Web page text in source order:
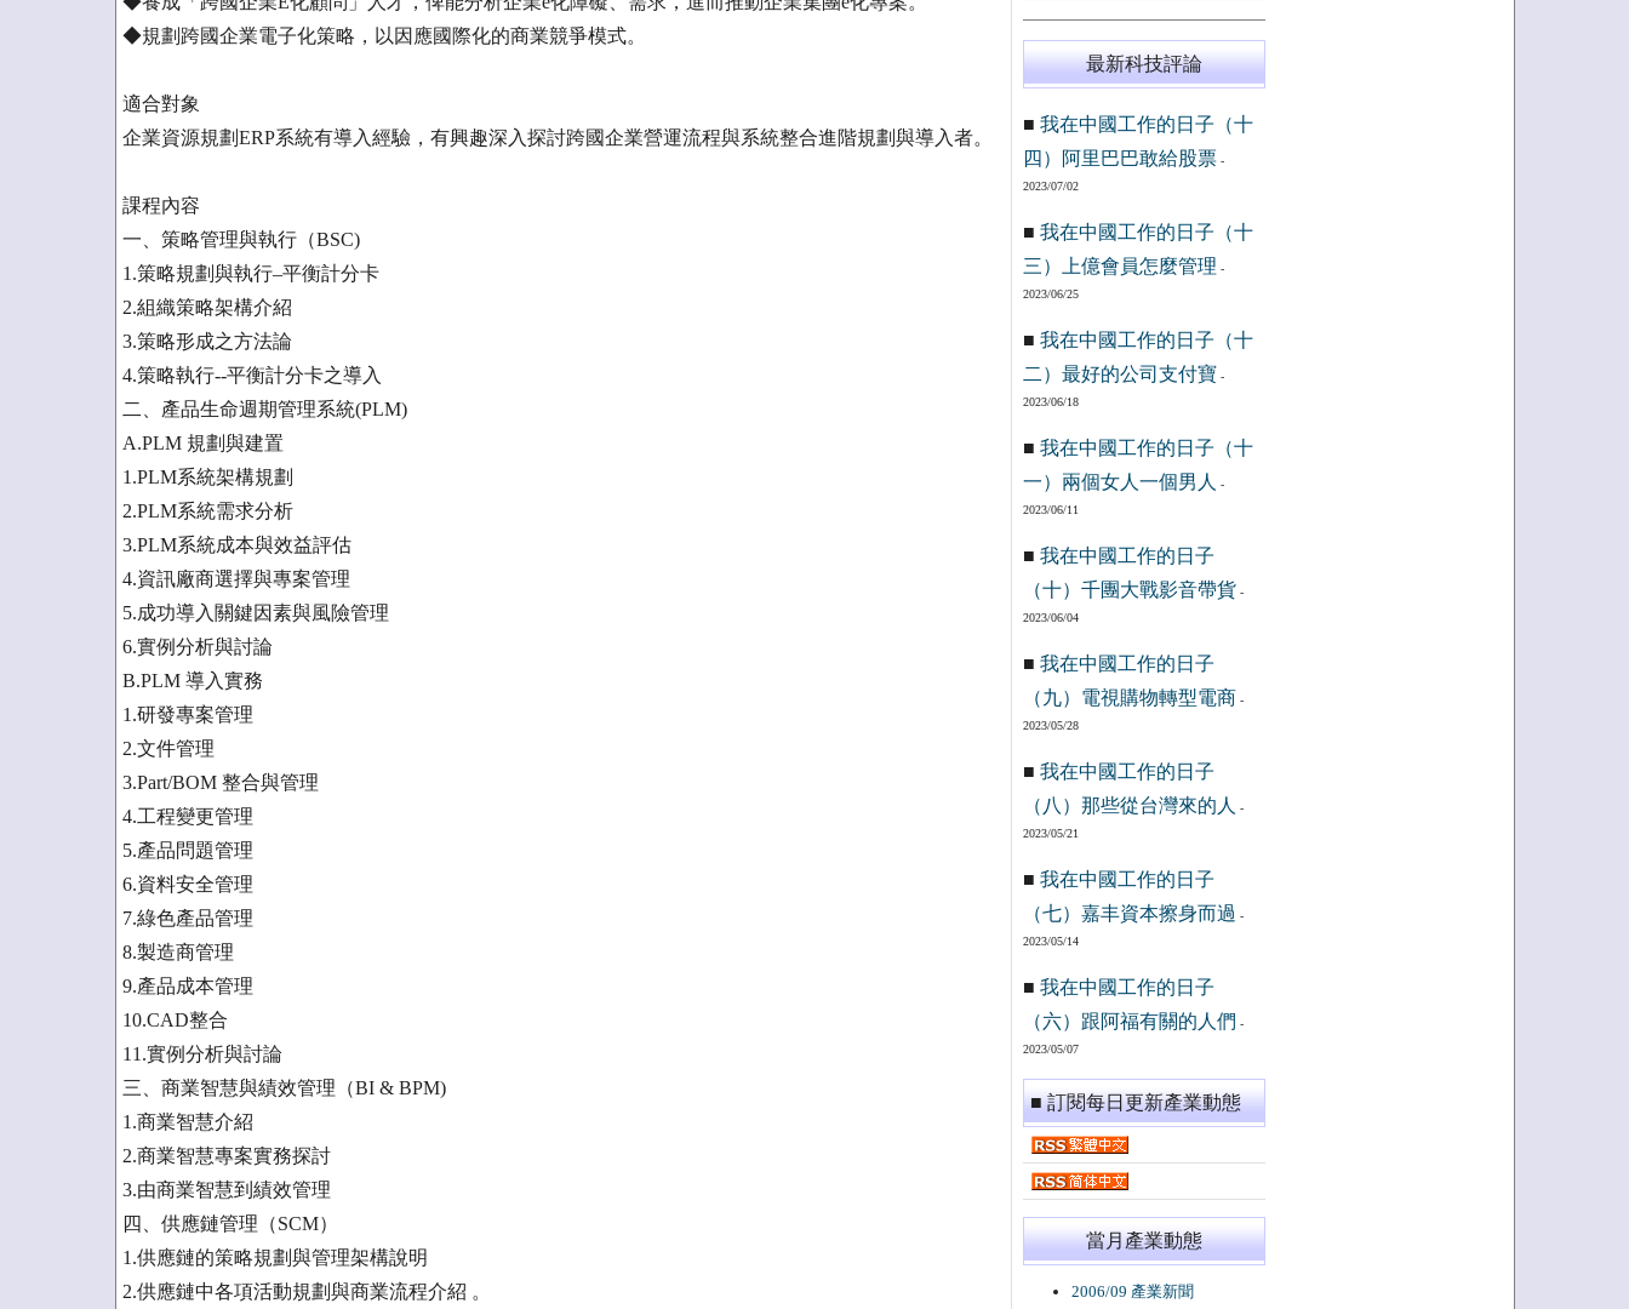
◆規劃跨國企業電子化策略，以因應國際化的商業競爭模式。
適合對象
企業資源規劃ERP系統有導入經驗，有興趣深入探討跨國企業營運流程與系統整合進階規劃與導入者。
課程內容
一、策略管理與執行（BSC)
1.策略規劃與執行–平衡計分卡
2.組織策略架構介紹
3.策略形成之方法論
4.策略執行--平衡計分卡之導入
二、產品生命週期管理系統(PLM)
A.PLM 規劃與建置
1.PLM系統架構規劃
2.PLM系統需求分析
3.PLM系統成本與效益評估
4.資訊廠商選擇與專案管理
5.成功導入關鍵因素與風險管理
6.實例分析與討論
B.PLM 導入實務
1.研發專案管理
2.文件管理
3.Part/BOM 整合與管理
4.工程變更管理
5.產品問題管理
6.資料安全管理
7.綠色產品管理
8.製造商管理
9.產品成本管理
10.CAD整合
11.實例分析與討論
三、商業智慧與績效管理（BI & BPM)
1.商業智慧介紹
2.商業智慧專案實務探討
3.由商業智慧到績效管理
四、供應鏈管理（SCM）
1.供應鏈的策略規劃與管理架構說明
2.供應鏈中各項活動規劃與商業流程介紹 。
最新科技評論
■ 我在中國工作的日子（十
四）阿里巴巴敢給股票-
2023/07/02
■ 我在中國工作的日子（十
三）上億會員怎麼管理 -
2023/06/25
■ 我在中國工作的日子（十
二）最好的公司支付寶 -
2023/06/18
■ 我在中國工作的日子（十
一）兩個女人一個男人
-
2023/06/11
■ 我在中國工作的日子
（十）千團大戰影音帶貨 -
2023/06/04
■ 我在中國工作的日子
（九）電視購物轉型電商 -
2023/05/28
■ 我在中國工作的日子
（八）那些從台灣來的人
-
2023/05/21
■ 我在中國工作的日子
（七）嘉丰資本擦身而過 -
2023/05/14
■ 我在中國工作的日子
（六）跟阿福有關的人們 -
2023/05/07
■ 訂閱每日更新產業動態
當月產業動態
2006/09 產業新聞